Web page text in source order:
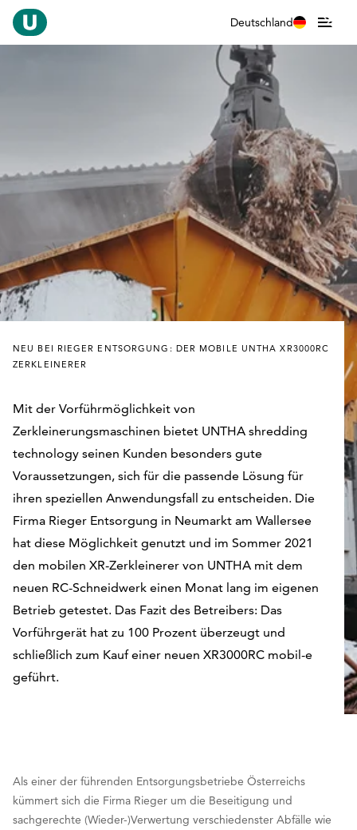
Deutschland
NEU BEI RIEGER ENTSORGUNG: DER MOBILE UNTHA XR3000RC
ZERKLEINERER
Mit der Vorführmöglichkeit von
Zerkleinerungsmaschinen bietet UNTHA shredding
technology seinen Kunden besonders gute
Voraussetzungen, sich für die passende Lösung für
ihren speziellen Anwendungsfall zu entscheiden. Die
Firma Rieger Entsorgung in Neumarkt am Wallersee
hat diese Möglichkeit genutzt und im Sommer 2021
den mobilen XR-Zerkleinerer von UNTHA mit dem
neuen RC-Schneidwerk einen Monat lang im eigenen
Betrieb getestet. Das Fazit des Betreibers: Das
Vorführgerät hat zu 100 Prozent überzeugt und
schließlich zum Kauf einer neuen XR3000RC mobil-e
geführt.
Als einer der führenden Entsorgungsbetriebe Österreichs
kümmert sich die Firma Rieger um die Beseitigung und
sachgerechte (Wieder-)Verwertung verschiedenster Abfälle wie